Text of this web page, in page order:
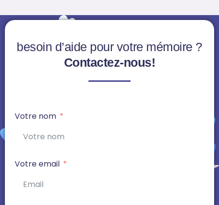
besoin d’aide pour votre mémoire ?
Contactez-nous!
Votre nom
Votre email